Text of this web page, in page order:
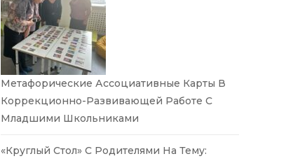
Метафорические Ассоциативные Карты В
Коррекционно-Развивающей Работе С
Младшими Школьниками
«Круглый Стол» С Родителями На Тему: